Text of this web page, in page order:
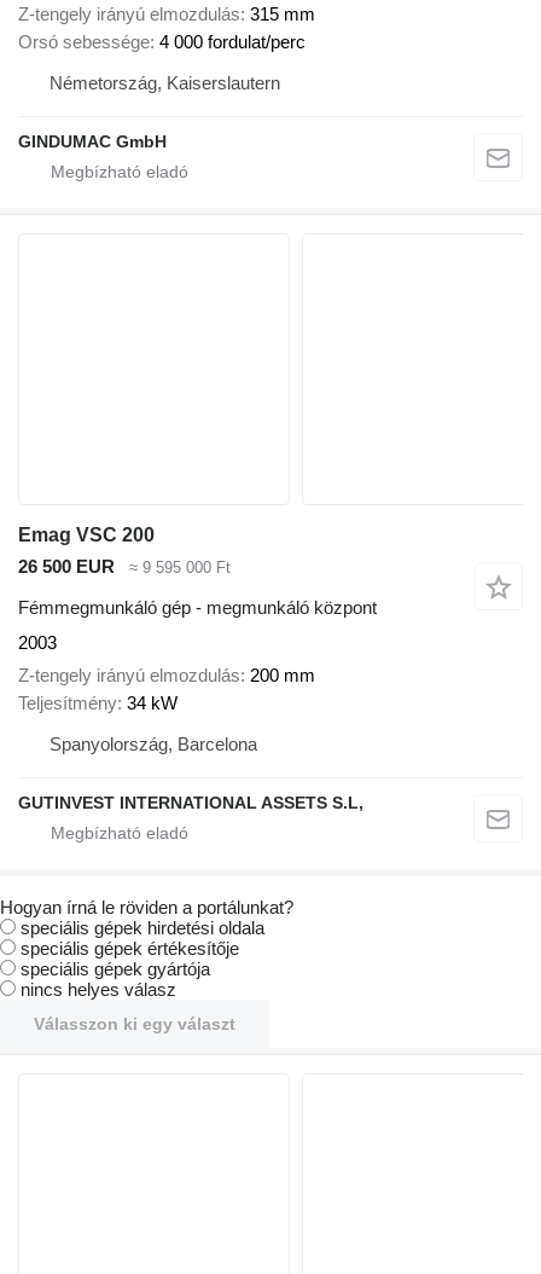
Z-tengely irányú elmozdulás 315 mm
Orsó sebessége 4 000 fordulat/perc
Németország, Kaiserslautern
GINDUMAC GmbH
Emag VSC 200
26 500 EUR
≈ 9 595 000 Ft
Fémmegmunkáló gép - megmunkáló központ
2003
Z-tengely irányú elmozdulás 200 mm
Teljesítmény 34 kW
Spanyolország, Barcelona
GUTINVEST INTERNATIONAL ASSETS S.L,
Hogyan írná le röviden a portálunkat?
speciális gépek hirdetési oldala
speciális gépek értékesítője
speciális gépek gyártója
nincs helyes válasz
Válasszon ki egy választ